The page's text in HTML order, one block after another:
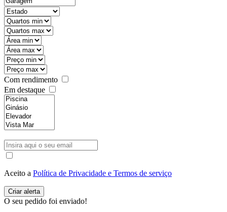
Com rendimento
Em destaque
Aceito a Política de Privacidade e Termos de serviço
O seu pedido foi enviado!